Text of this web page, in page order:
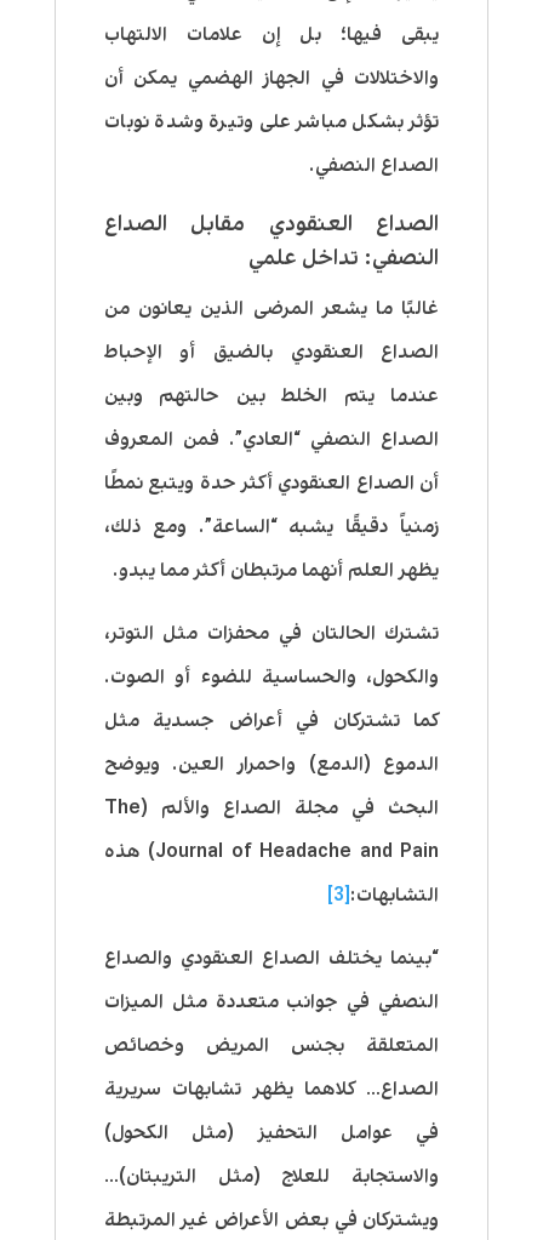
يبقى فيها؛ بل إن علامات الالتهاب
والاختلالات في الجهاز الهضمي يمكن أن
تؤثر بشكل مباشر على وتيرة وشدة نوبات
الصداع النصفي.
الصداع العنقودي مقابل الصداع
النصفي: تداخل علمي
غالبًا ما يشعر المرضى الذين يعانون من
الصداع العنقودي بالضيق أو الإحباط
عندما يتم الخلط بين حالتهم وبين
الصداع النصفي “العادي”. فمن المعروف
أن الصداع العنقودي أكثر حدة ويتبع نمطًا
زمنياً دقيقًا يشبه “الساعة”. ومع ذلك،
يظهر العلم أنهما مرتبطان أكثر مما يبدو.
تشترك الحالتان في محفزات مثل التوتر،
والكحول، والحساسية للضوء أو الصوت.
كما تشتركان في أعراض جسدية مثل
الدموع (الدمع) واحمرار العين. ويوضح
البحث في مجلة الصداع والألم (The
Journal of Headache and Pain) هذه
التشابهات:[3]
“بينما يختلف الصداع العنقودي والصداع
النصفي في جوانب متعددة مثل الميزات
المتعلقة بجنس المريض وخصائص
الصداع… كلاهما يظهر تشابهات سريرية
في عوامل التحفيز (مثل الكحول)
والاستجابة للعلاج (مثل التريبتان)…
ويشتركان في بعض الأعراض غير المرتبطة